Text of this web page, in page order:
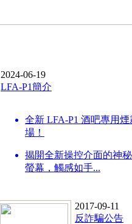
2024-06-19
LFA-P1簡介
全新 LFA-P1 酒吧專用
場！
揭開全新操控介面的神
螢幕，觸感如手...
2017-09-11
反詐騙公告